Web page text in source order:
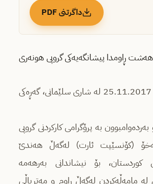
داگرتنی PDF
ڕاومدا پیشانگەیەکی گروپی هونەری
لە 11.11.2017 بۆ 25.11.2017 لە شاری سلێمانی، گەڕەکی
بە پرۆگرامی کارکردنی گروپی
(کۆنسێپت ئارت) لەگەڵ هەندێ
کوردستان، بۆ نیشاندانی بەرهەمە
لە مامەڵەکردن لەگەڵ ڕاوم و مەتریاڵی